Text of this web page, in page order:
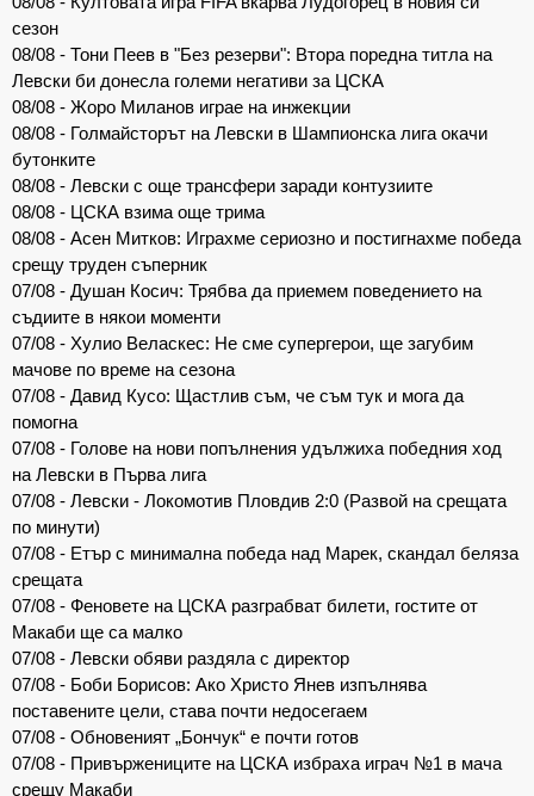
сезон
08/08 - Тони Пеев в "Без резерви": Втора поредна титла на
Левски би донесла големи негативи за ЦСКА
08/08 - Жоро Миланов играе на инжекции
08/08 - Голмайсторът на Левски в Шампионска лига окачи
бутонките
08/08 - Левски с още трансфери заради контузиите
08/08 - ЦСКА взима още трима
08/08 - Асен Митков: Играхме сериозно и постигнахме победа
срещу труден съперник
07/08 - Душан Косич: Трябва да приемем поведението на
съдиите в някои моменти
07/08 - Хулио Веласкес: Не сме супергерои, ще загубим
мачове по време на сезона
07/08 - Давид Кусо: Щастлив съм, че съм тук и мога да
помогна
07/08 - Голове на нови попълнения удължиха победния ход
на Левски в Първа лига
07/08 - Левски - Локомотив Пловдив 2:0 (Развой на срещата
по минути)
07/08 - Етър с минимална победа над Марек, скандал беляза
срещата
07/08 - Феновете на ЦСКА разграбват билети, гостите от
Макаби ще са малко
07/08 - Левски обяви раздяла с директор
07/08 - Боби Борисов: Ако Христо Янев изпълнява
поставените цели, става почти недосегаем
07/08 - Обновеният „Бончук“ е почти готов
07/08 - Привържениците на ЦСКА избраха играч №1 в мача
срещу Макаби